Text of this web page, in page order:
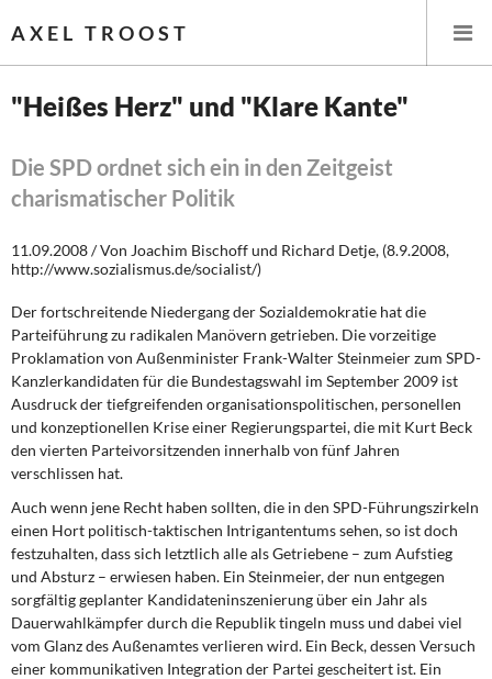
AXEL TROOST
Themen
Leitlinien linker Wirtschafts- und Finanzpolitik
Wirtschaftspolitik
Steuer- und Finanzpolitik
Öffentliche Infrastruktur und Daseinsvorsorge
Eurokrise und Griechenland
DIE LINKE
Weitere Themen
Memo-Gruppe
Institut Solidarische Moderne
"Heißes Herz" und "Klare Kante"
Die SPD ordnet sich ein in den Zeitgeist
charismatischer Politik
11.09.2008 / Von Joachim Bischoff und Richard Detje, (8.9.2008,
http://www.sozialismus.de/socialist/)
Der fortschreitende Niedergang der Sozialdemokratie hat die
Parteiführung zu radikalen Manövern getrieben. Die vorzeitige
Proklamation von Außenminister Frank-Walter Steinmeier zum SPD-
Kanzlerkandidaten für die Bundestagswahl im Sep­tember 2009 ist
Ausdruck der tiefgreifenden organisationspolitischen, personellen
und konzeptionellen Krise einer Regierungspartei, die mit Kurt Beck
den vierten Parteivor­sitzenden innerhalb von fünf Jahren
verschlissen hat.
Auch wenn jene Recht haben sollten, die in den SPD-Führungszirkeln
einen Hort poli­tisch-taktischen Intrigantentums sehen, so ist doch
festzuhalten, dass sich letztlich alle als Getriebene – zum Aufstieg
und Absturz – erwiesen haben. Ein Steinmeier, der nun entgegen
sorgfältig geplanter Kandidateninszenierung über ein Jahr als
Dauerwahl­kämpfer durch die Republik tingeln muss und dabei viel
vom Glanz des Außenamtes verlieren wird. Ein Beck, dessen Versuch
einer kommunikativen Integration der Partei gescheitert ist. Ein